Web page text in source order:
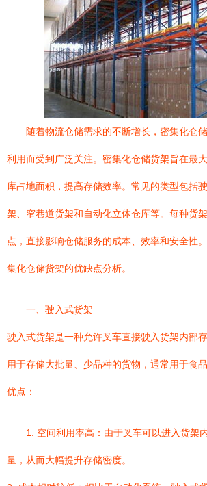
随着物流仓储需求的不断增长，密集化仓
利用而受到广泛关注。密集化仓储货架旨在最
库占地面积，提高存储效率。常见的类型包括
架、窄巷道货架和自动化立体仓库等。每种货
点，直接影响仓储服务的成本、效率和安全性
集化仓储货架的优缺点分析。
一、驶入式货架
驶入式货架是一种允许叉车直接驶入货架内部
用于存储大批量、少品种的货物，通常用于食
优点：
1. 空间利用率高：由于叉车可以进入货架
量，从而大幅提升存储密度。